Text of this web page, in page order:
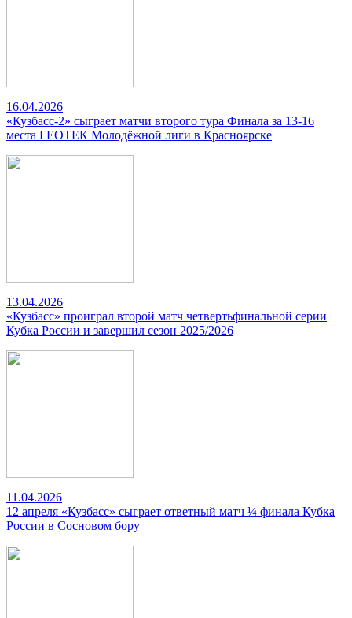
16.04.2026
«Кузбасс-2» сыграет матчи второго тура Финала за 13-16
места ГЕОТЕК Молодёжной лиги в Красноярске
13.04.2026
«Кузбасс» проиграл второй матч четвертьфинальной серии
Кубка России и завершил сезон 2025/2026
11.04.2026
12 апреля «Кузбасс» сыграет ответный матч ¼ финала Кубка
России в Сосновом бору